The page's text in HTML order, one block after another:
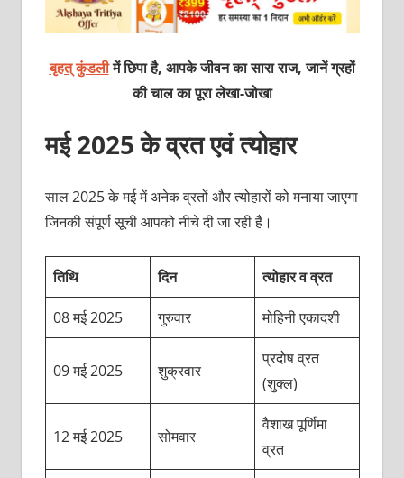
बृहत् कुंडलीमें छिपा है, आपके जीवन का सारा राज, जानें ग्रहों
की चाल का पूरा लेखा-जोखा
मई 2025 के व्रत एवं त्योहार
साल 2025 के मई में अनेक व्रतों और त्योहारों को मनाया जाएगा
जिनकी संपूर्ण सूची आपको नीचे दी जा रही है।
तिथि दिन त्योहार व व्रत
08 मई 2025 गुरुवार मोहिनी एकादशी
09 मई 2025 शुक्रवार
प्रदोष व्रत
(शुक्ल)
12 मई 2025 सोमवार
वैशाख पूर्णिमा
व्रत